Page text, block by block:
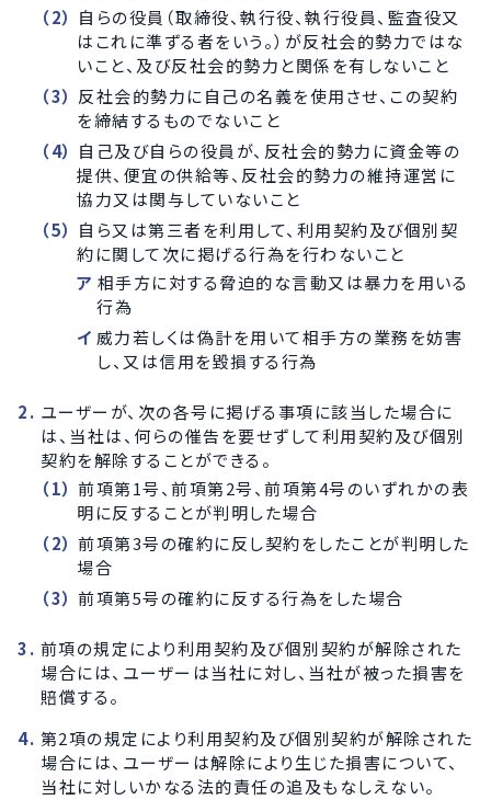
自らの役員（取締役、執行役、執行役員、監査役又
はこれに準ずる者をいう。）が反社会的勢力ではな
いこと、及び反社会的勢力と関係を有しないこと
反社会的勢力に自己の名義を使用させ、この契約
を締結するものでないこと
自己及び自らの役員が、反社会的勢力に資金等の
提供、便宜の供給等、反社会的勢力の維持運営に
協力又は関与していないこと
自ら又は第三者を利用して、利用契約及び個別契
約に関して次に掲げる行為を行わないこと
相手方に対する脅迫的な言動又は暴力を用いる
行為
威力若しくは偽計を用いて相手方の業務を妨害
し、又は信用を毀損する行為
ユーザーが、次の各号に掲げる事項に該当した場合に
は、当社は、何らの催告を要せずして利用契約及び個別
契約を解除することができる。
前項第1号、前項第2号、前項第4号のいずれかの表
明に反することが判明した場合
前項第3号の確約に反し契約をしたことが判明した
場合
前項第5号の確約に反する行為をした場合
前項の規定により利用契約及び個別契約が解除された
場合には、ユーザーは当社に対し、当社が被った損害を
賠償する。
第2項の規定により利用契約及び個別契約が解除された
場合には、ユーザーは解除により生じた損害について、
当社に対しいかなる法的責任の追及もなしえない。